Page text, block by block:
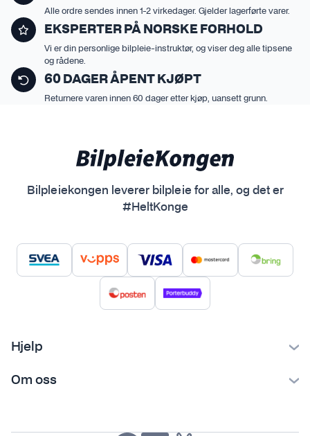
Alle ordre sendes innen 1-2 virkedager. Gjelder lagerførte varer.
EKSPERTER PÅ NORSKE FORHOLD
Vi er din personlige bilpleie-instruktør, og viser deg alle tipsene
og rådene.
60 DAGER ÅPENT KJØPT
Returnere varen innen 60 dager etter kjøp, uansett grunn.
Bilpleiekongen leverer bilpleie for alle, og det er
#HeltKonge
Hjelp
Ofte stilte spørsmål
Om oss